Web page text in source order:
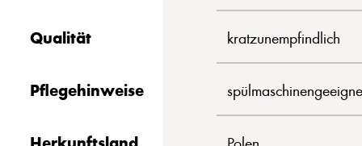
Qualität kratzunempfindlich
Pflegehinweise